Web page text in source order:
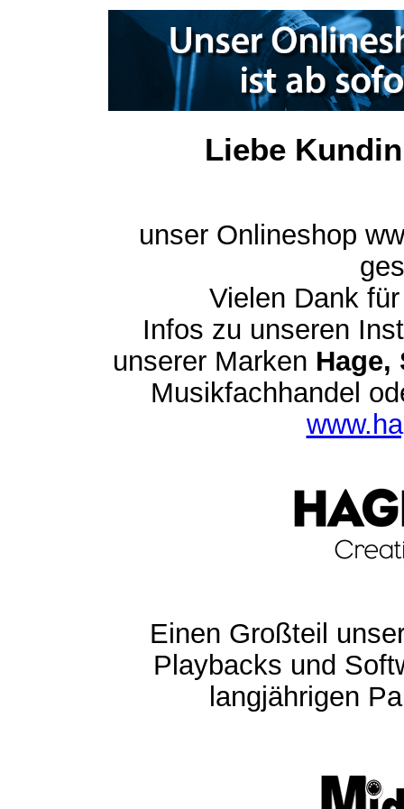
Liebe
unser Onlineshop
Vielen Dank
Infos zu unseren
unserer Marken Hage,
Musikfachhandel
Einen Großteil
Playbacks und
langjährigen